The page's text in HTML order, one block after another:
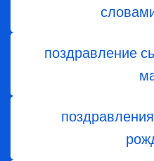
поздравление